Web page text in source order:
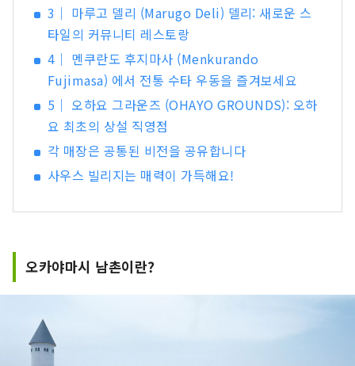
3｜ 마루고 델리 (Marugo Deli) 델리: 새로운 스
타일의 커뮤니티 레스토랑
4｜ 멘쿠란도 후지마사 (Menkurando
Fujimasa) 에서 전통 수타 우동을 즐겨보세요
5｜ 오하요 그라운즈 (OHAYO GROUNDS): 오하
요 최초의 상설 직영점
각 매장은 공통된 비전을 공유합니다
사우스 빌리지는 매력이 가득해요!
오카야마시 남촌이란?